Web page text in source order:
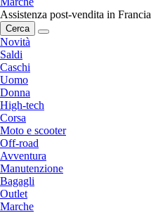
Assistenza post-vendita in Francia
Cerca
Novità
Saldi
Caschi
Uomo
Donna
High-tech
Corsa
Moto e scooter
Off-road
Avventura
Manutenzione
Bagagli
Outlet
Marche